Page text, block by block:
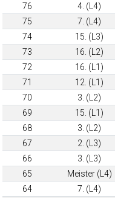
76
4. (L4)
75
7. (L4)
74
15. (L3)
73
16. (L2)
72
16. (L1)
71
12. (L1)
70
3. (L2)
69
15. (L1)
68
3. (L2)
67
2. (L3)
66
3. (L3)
65
Meister (L4)
64
7. (L4)